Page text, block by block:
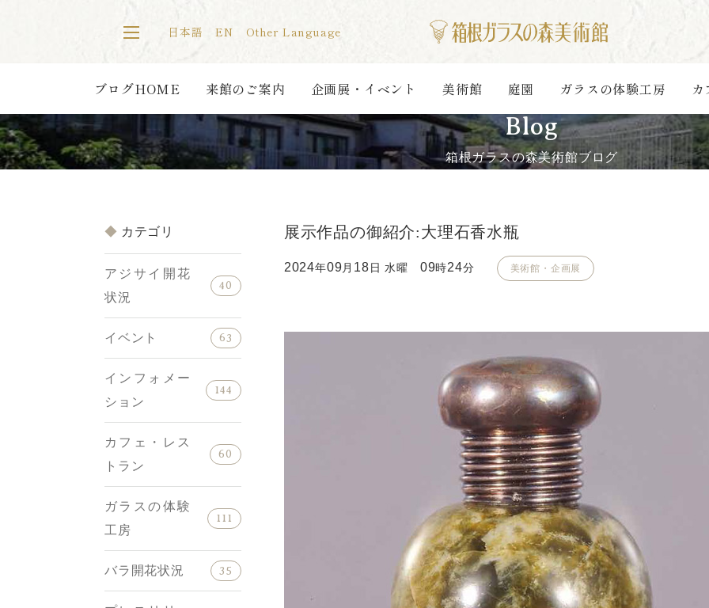
日本語 EN Other Language
ブログHOME 来館のご案内 企画展・イベント 美術館 庭園 ガラスの体験工房
Blog
箱根ガラスの森美術館ブログ
カテゴリ
アジサイ開花
状況
40
イベント 63
インフォメー
ション
144
カフェ・レス
トラン
60
ガラスの体験
工房
111
バラ開花状況 35
展示作品の御紹介:大理石香水瓶
2024年09月 18 日 水曜 09時24分 美術館・企画展